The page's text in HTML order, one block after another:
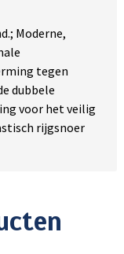
Moderne,
tegen
dubbele
voor het veilig
rijgsnoer